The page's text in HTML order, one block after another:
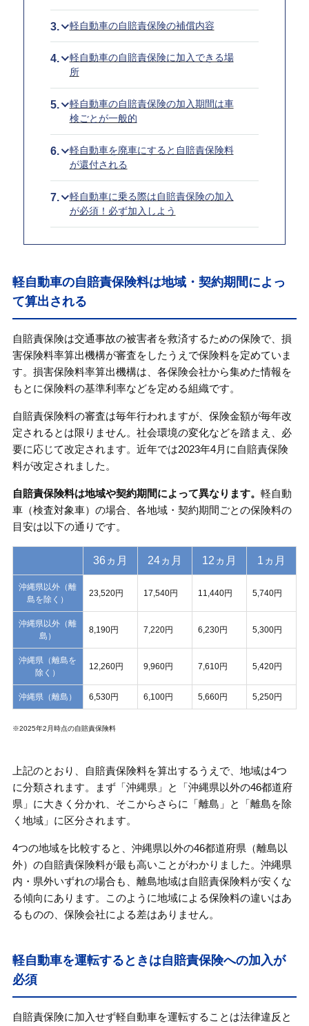
軽自動車の自賠責保険の補償内容
軽自動車の自賠責保険に加入できる場
所
軽自動車の自賠責保険の加入期間は車
検ごとが一般的
軽自動車を廃車にすると自賠責保険料
が還付される
軽自動車に乗る際は自賠責保険の加入
が必須！必ず加入しよう
軽自動車の自賠責保険料は地域・契約期間によっ
て算出される
自賠責保険は交通事故の被害者を救済するための保険で、損
害保険料率算出機構が審査をしたうえで保険料を定めていま
す。損害保険料率算出機構は、各保険会社から集めた情報を
もとに保険料の基準利率などを定める組織です。
自賠責保険料の審査は毎年行われますが、保険金額が毎年改
定されるとは限りません。社会環境の変化などを踏まえ、必
要に応じて改定されます。近年では2023年4月に自賠責保険
料が改定されました。
自賠責保険料は地域や契約期間によって異なります。 軽自動
車（検査対象車）の場合、各地域・契約期間ごとの保険料の
目安は以下の通りです。
36ヵ月 24ヵ月 12ヵ月 1ヵ月
沖縄県以外（離
島を除く）
23,520円 17,540円 11,440円 5,740円
沖縄県以外（離
島）
8,190円 7,220円 6,230円 5,300円
沖縄県（離島を
除く）
12,260円 9,960円 7,610円 5,420円
沖縄県（離島） 6,530円 6,100円 5,660円 5,250円
※2025年2月時点の自賠責保険料
上記のとおり、自賠責保険料を算出するうえで、地域は4つ
に分類されます。まず「沖縄県」と「沖縄県以外の46都道府
県」に大きく分かれ、そこからさらに「離島」と「離島を除
く地域」に区分されます。
4つの地域を比較すると、沖縄県以外の46都道府県（離島以
外）の自賠責保険料が最も高いことがわかりました。沖縄県
内・県外いずれの場合も、離島地域は自賠責保険料が安くな
る傾向にあります。このように地域による保険料の違いはあ
るものの、保険会社による差はありません。
軽自動車を運転するときは自賠責保険への加入が
必須
自賠責保険に加入せず軽自動車を運転することは法律違反と